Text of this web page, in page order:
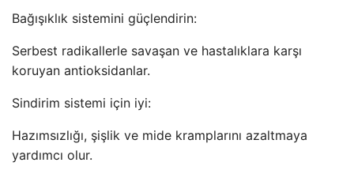
Bağışıklık sistemini güçlendirin:
Serbest radikallerle savaşan ve hastalıklara karşı
koruyan antioksidanlar.
Sindirim sistemi için iyi:
Hazımsızlığı, şişlik ve mide kramplarını azaltmaya
yardımcı olur.